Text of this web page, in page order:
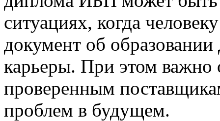
ситуациях, когда
документ об
карьеры. При этом важно
проверенным
проблем в будущем.